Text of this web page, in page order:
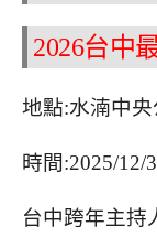
2026台中
地點:水湳中央
時間:2025/12/
台中跨年主持